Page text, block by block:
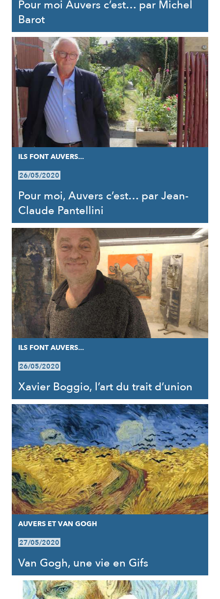
Pour moi Auvers c’est… par Michel
Barot
ILS FONT AUVERS...
26/05/2020
Pour moi, Auvers c’est… par Jean-
Claude Pantellini
ILS FONT AUVERS...
26/05/2020
Xavier Boggio, l’art du trait d’union
AUVERS ET VAN GOGH
27/05/2020
Van Gogh, une vie en Gifs